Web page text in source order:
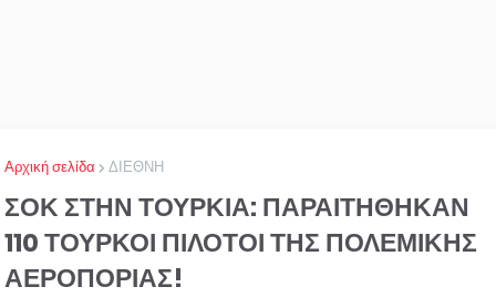
Αρχική σελίδα ΔΙΕΘΝΗ
ΣΟΚ ΣΤΗΝ ΤΟΥΡΚΙΑ: ΠΑΡΑΙΤΗΘΗΚΑΝ
110 ΤΟΥΡΚΟΙ ΠΙΛΟΤΟΙ ΤΗΣ ΠΟΛΕΜΙΚΗΣ
ΑΕΡΟΠΟΡΙΑΣ!